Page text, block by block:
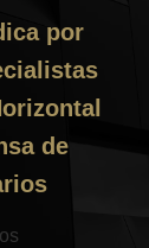
por
de